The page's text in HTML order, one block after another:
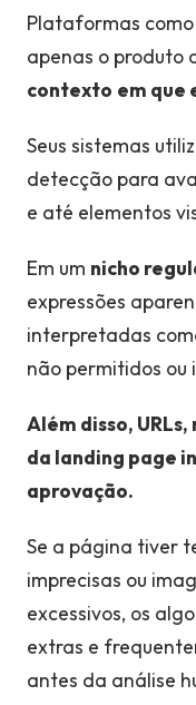
Plataformas
apenas o produto
contexto em que
Seus sistemas
detecção para
e até elementos
Em um nicho
expressões
interpretadas
não permitidos ou
Além disso,
da landing page
aprovação.
Se a página tiver
imprecisas ou
excessivos, os
extras e
antes da análise